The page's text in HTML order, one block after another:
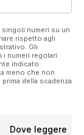
numeri su un
rispetto agli
Gli
numeri regolari
indicato.
meno che non
della scadenza
Dove leggere